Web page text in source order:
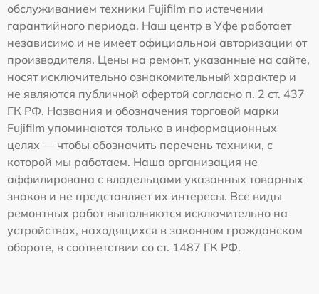
обслуживанием техники Fujifilm по истечении
гарантийного периода. Наш центр в Уфе работает
независимо и не имеет официальной авторизации от
производителя. Цены на ремонт, указанные на сайте,
носят исключительно ознакомительный характер и
не являются публичной офертой согласно п. 2 ст. 437
ГК РФ. Названия и обозначения торговой марки
Fujifilm упоминаются только в информационных
целях — чтобы обозначить перечень техники, с
которой мы работаем. Наша организация не
аффилирована с владельцами указанных товарных
знаков и не представляет их интересы. Все виды
ремонтных работ выполняются исключительно на
устройствах, находящихся в законном гражданском
обороте, в соответствии со ст. 1487 ГК РФ.